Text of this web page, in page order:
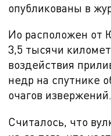
опубликованы в
Ио расположен от
3,5 тысячи
воздействия
недр на спутнике
очагов извержений.
Считалось, что